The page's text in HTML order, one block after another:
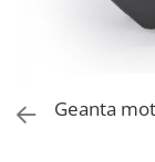
Geanta